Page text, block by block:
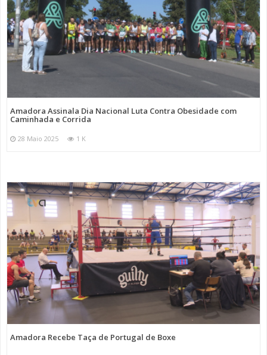
Amadora Assinala Dia Nacional Luta Contra Obesidade com
Caminhada e Corrida
28 Maio 2025 1 K
Amadora Recebe Taça de Portugal de Boxe